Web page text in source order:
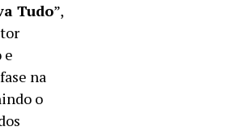
Tudo”,
e
na
o